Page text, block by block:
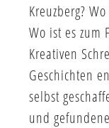
Kreuzberg?
Wo ist es zum
Kreativen
Geschichten
selbst
und